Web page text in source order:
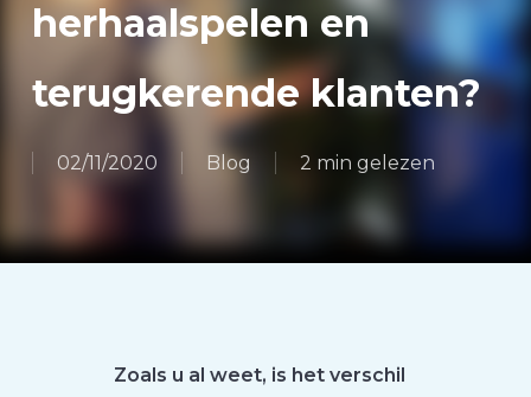
herhaalspelen en
terugkerende klanten?
02/11/2020 Blog 2 min gelezen
Zoals u al weet, is het verschil